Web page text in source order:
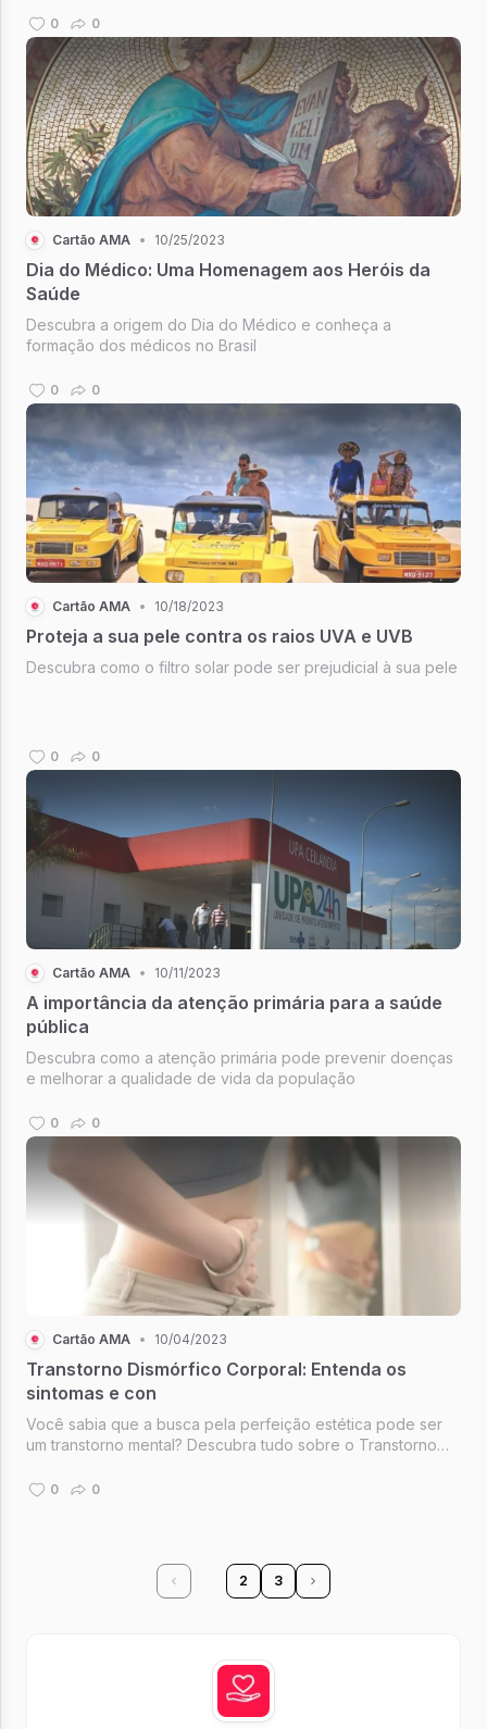
0 0
Cartão AMA • 10/25/2023
Dia do Médico: Uma Homenagem aos Heróis da
Saúde
Descubra a origem do Dia do Médico e conheça a
formação dos médicos no Brasil
0 0
Cartão AMA • 10/18/2023
Proteja a sua pele contra os raios UVA e UVB
Descubra como o filtro solar pode ser prejudicial à sua pele
0 0
Cartão AMA • 10/11/2023
A importância da atenção primária para a saúde
pública
Descubra como a atenção primária pode prevenir doenças
e melhorar a qualidade de vida da população
0 0
Cartão AMA • 10/04/2023
Transtorno Dismórfico Corporal: Entenda os
sintomas e con
Você sabia que a busca pela perfeição estética pode ser
um transtorno mental? Descubra tudo sobre o Transtorno
0 0
2 3